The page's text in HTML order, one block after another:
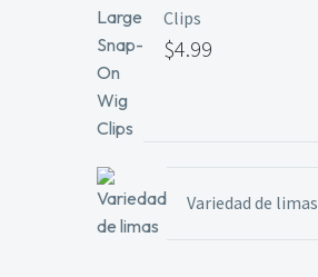
Clips
$4.99
Variedad de limas